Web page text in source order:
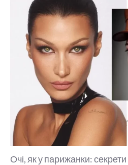
Очі, як у парижанки: